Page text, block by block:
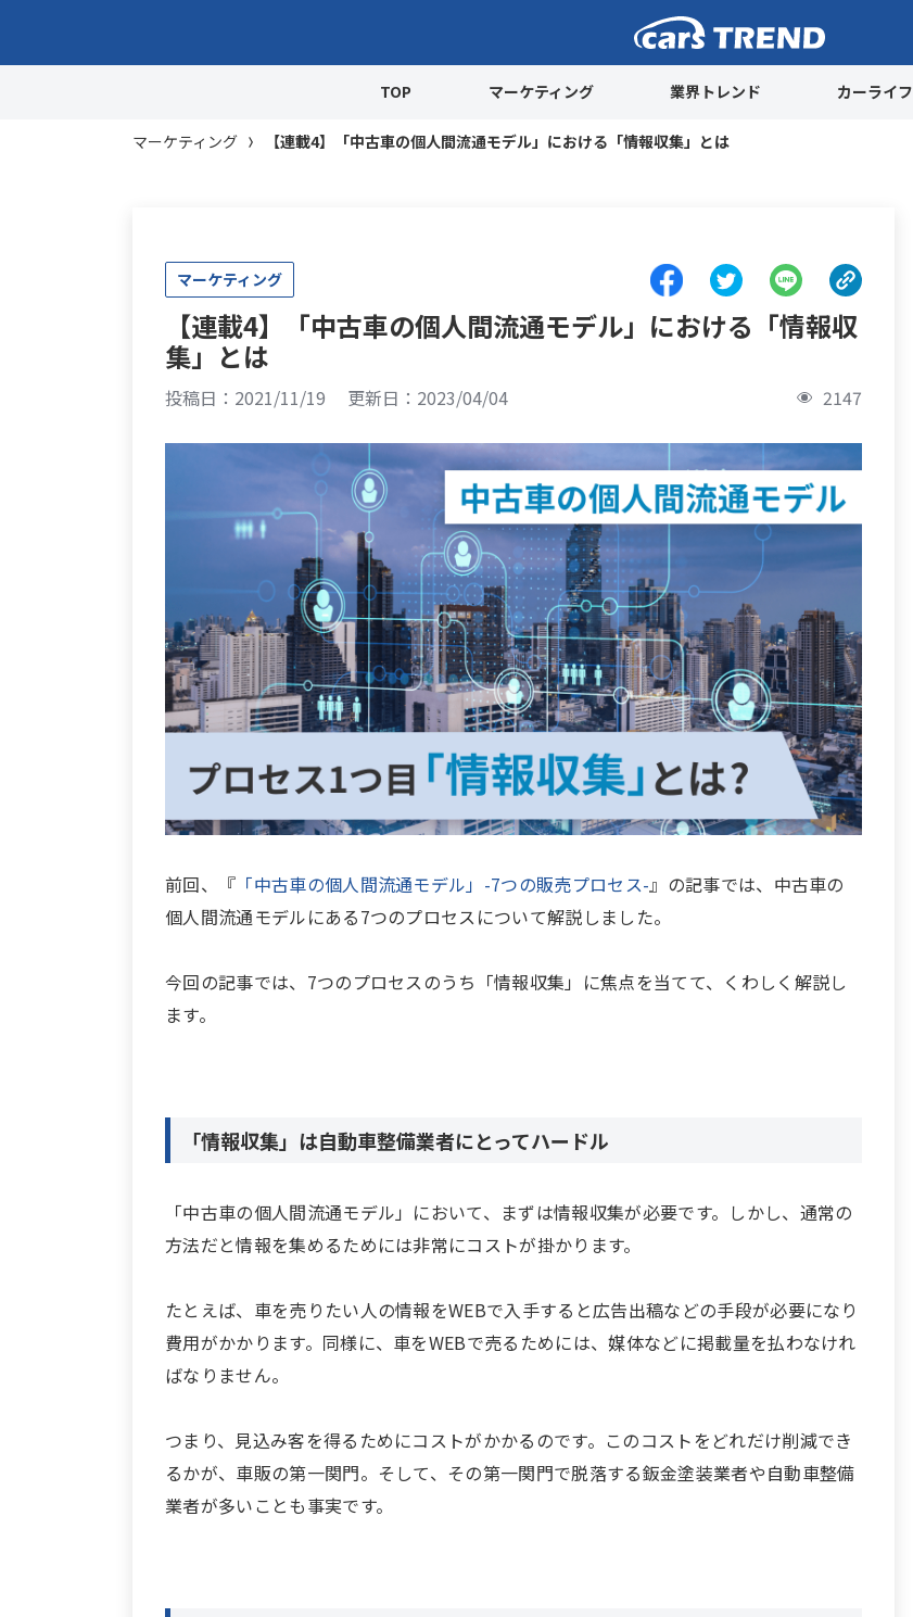
TOP マーケティング 業界トレンド カーライフ
マーケティング 【連載4】「中古車の個人間流通モデル」における「情報収集」とは
マーケティング
【連載4】「中古車の個人間流通モデル」における「情報収
集」とは
投稿日：2021/11/19 更新日：2023/04/04 2147
前回、『 「中古車の個人間流通モデル」-7つの販売プロセス-』の記事では、中古車の
個人間流通モデルにある7つのプロセスについて解説しました。
今回の記事では、7つのプロセスのうち「情報収集」に焦点を当てて、くわしく解説し
ます。
「情報収集」は自動車整備業者にとってハードル
「中古車の個人間流通モデル」において、まずは情報収集が必要です。しかし、通常の
方法だと情報を集めるためには非常にコストが掛かります。
たとえば、車を売りたい人の情報をWEBで入手すると広告出稿などの手段が必要になり
費用がかかります。同様に、車をWEBで売るためには、媒体などに掲載量を払わなけれ
ばなりません。
つまり、見込み客を得るためにコストがかかるのです。このコストをどれだけ削減でき
るかが、車販の第一関門。そして、その第一関門で脱落する鈑金塗装業者や自動車整備
業者が多いことも事実です。